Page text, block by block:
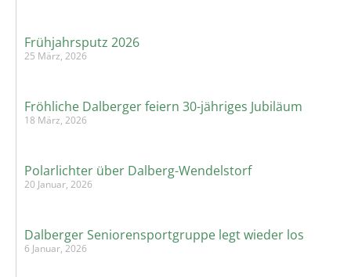
Frühjahrsputz 2026
25 März, 2026
Fröhliche Dalberger feiern 30-jähriges Jubiläum
18 März, 2026
Polarlichter über Dalberg-Wendelstorf
20 Januar, 2026
Dalberger Seniorensportgruppe legt wieder los
6 Januar, 2026